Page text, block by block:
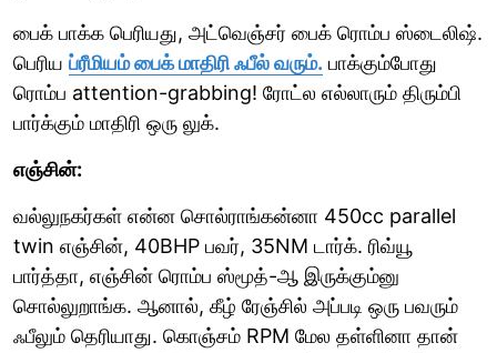
பைக் பாக்க பெரியது, அட்வெஞ்சர் பைக் ரொம்ப ஸ்டைலிஷ்.
பெரிய ப்ரீமியம் பைக் மாதிரி ஃபீல் வரும். பாக்கும்போது
ரொம்ப attention-grabbing! ரோட்ல எல்லாரும் திரும்பி
பார்க்கும் மாதிரி ஒரு லுக்.
எஞ்சின்:
வல்லுநகர்கள் என்ன சொல்ராங்கன்னா 450cc parallel
twin எஞ்சின், 40BHP பவர், 35NM டார்க். ரிவ்யூ
பார்த்தா, எஞ்சின் ரொம்ப ஸ்மூத்-ஆ இருக்கும்னு
சொல்லுறாங்க. ஆனால், கீழ் ரேஞ்சில் அப்படி ஒரு பவரும்
ஃபீலும் தெரியாது. கொஞ்சம் RPM மேல தள்ளினா தான்